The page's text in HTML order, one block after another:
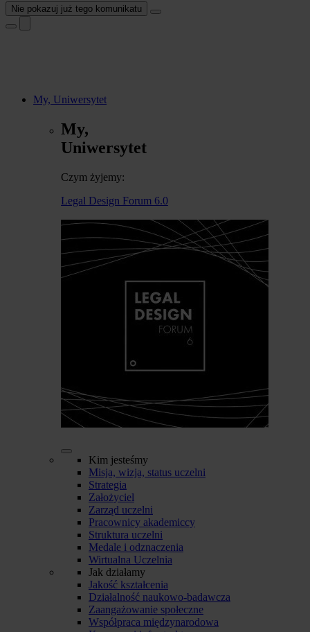
Nie pokazuj już tego komunikatu
My, Uniwersytet
My,
Uniwersytet
Czym żyjemy:
Legal Design Forum 6.0
Kim jesteśmy
Misja, wizja, status uczelni
Strategia
Założyciel
Zarząd uczelni
Pracownicy akademiccy
Struktura uczelni
Medale i odznaczenia
Wirtualna Uczelnia
Jak działamy
Jakość kształcenia
Działalność naukowo-badawcza
Zaangażowanie społeczne
Współpraca międzynarodowa